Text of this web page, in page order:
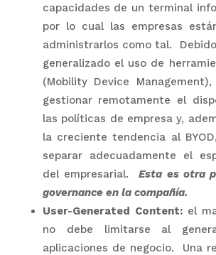
capacidades de un terminal
por lo cual las empresas
administrarlos como tal.
generalizado el uso de
(Mobility Device
gestionar remotamente el
las políticas de empresa y,
la creciente tendencia al
separar adecuadamente el
del empresarial.Esta es otra
governance en la compañía.
User-Generated Content: el
no debe limitarse al
aplicaciones de negocio. Una